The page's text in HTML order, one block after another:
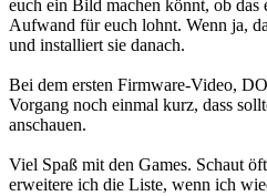
euch ein Bild machen könnt, ob das
Aufwand für euch lohnt. Wenn ja,
und installiert sie danach.
Bei dem ersten Firmware-Video,
Vorgang noch einmal kurz, dass
anschauen.
Viel Spaß mit den Games. Schaut
erweitere ich die Liste, wenn ich